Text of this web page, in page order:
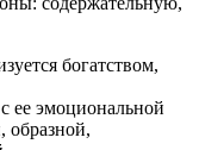
богатством,
ее эмоциональной
образной,